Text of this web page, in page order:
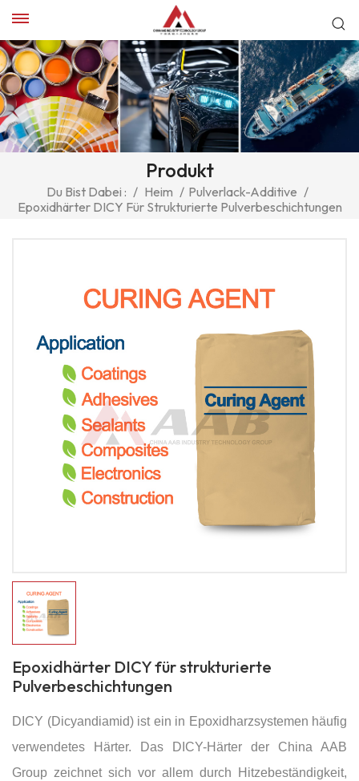
Produkt
Du Bist Dabei : / Heim / Pulverlack-Additive /
Epoxidhärter DICY Für Strukturierte Pulverbeschichtungen
Epoxidhärter DICY für strukturierte
Pulverbeschichtungen
DICY (Dicyandiamid) ist ein in Epoxidharzsystemen häufig
verwendetes Härter. Das DICY-Härter der China AAB
Group zeichnet sich vor allem durch Hitzebeständigkeit,